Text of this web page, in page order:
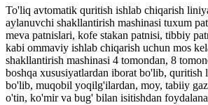
To'liq avtomatik quritish ishlab chiqarish
aylanuvchi shakllantirish mashinasi tuxum
meva patnislari, kofe stakan patnisi, tibbiy
kabi ommaviy ishlab chiqarish uchun mos
shakllantirish mashinasi 4 tomondan, 8
boshqa xususiyatlardan iborat bo'lib,
bo'lib, muqobil yoqilg'ilardan, moy, tabiiy
o'tin, ko'mir va bug' bilan isitishdan